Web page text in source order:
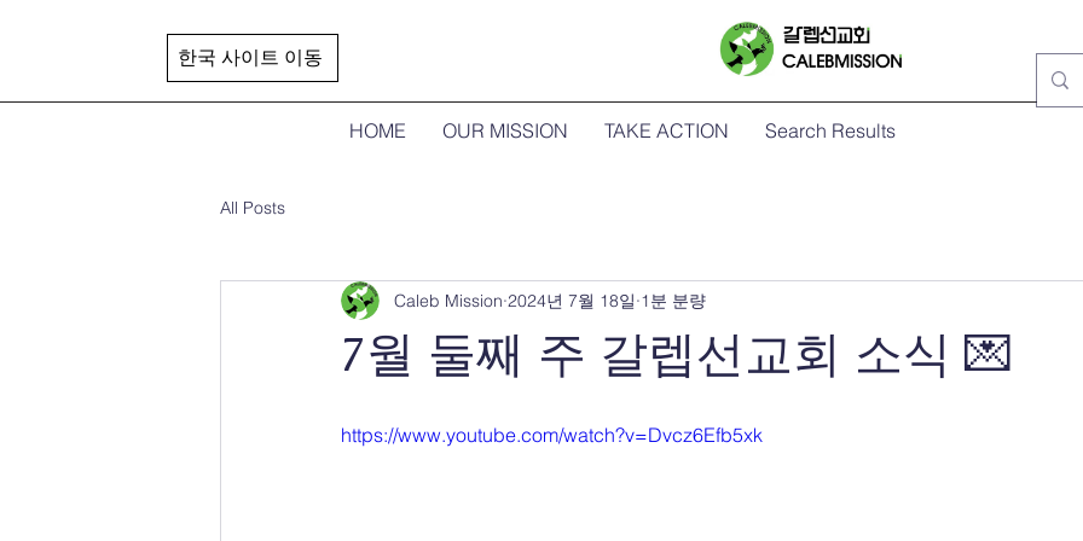
한국 사이트 이동
HOME OUR MISSION TAKE ACTION Search Results
All Posts
7월 둘째 주 갈렙선교회 소식 💌
Caleb Mission 2024년 7월 18일 1분 분량
https://www.youtube.com/watch?v=Dvcz6Efb5xk